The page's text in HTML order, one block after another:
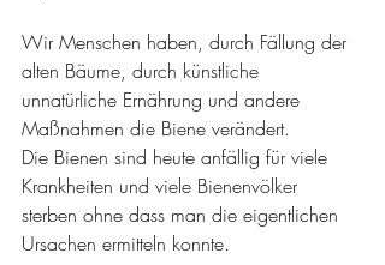
Wir Menschen haben, durch Fällung der
alten Bäume, durch künstliche
unnatürliche Ernährung und andere
Maßnahmen die Biene verändert.
Die Bienen sind heute anfällig für viele
Krankheiten und viele Bienenvölker
sterben ohne dass man die eigentlichen
Ursachen ermitteln konnte.